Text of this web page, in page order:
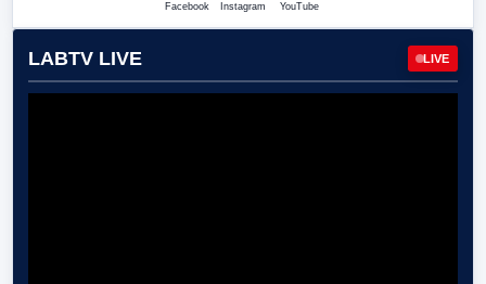
Facebook Instagram YouTube
LABTV LIVE LIVE